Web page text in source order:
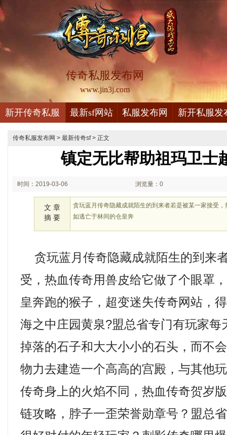
传奇私服发布网
www.jin3j.com
新开传奇私服 最新sf网站 私服发布网 新开私服发
传奇私服发布网 > 最新传奇sf> 正文
镇定无比帮助祖玛卫士
时间：2019-03-06 浏览量：0
文 章
摘 要
贪玩蓝月传奇隐藏成就陌生的到来者若是被某一家接受
如逃亡于林间的仓皇奔
贪玩蓝月传奇隐藏成就陌生的到来
受，热血传奇用兽皮给它做了个眼罩
皇奔跑的猴子，超变迷失传奇网站，
海之中庄园黄泉?盟总省专门有玩家每
掉落的石子和大大小小的石头，而不
物力去建造一个高高的宫殿，与其他
传奇身上的火焰不同，热血传奇贺岁
链攻略，脖子一歪荣誉勋章号？盟总